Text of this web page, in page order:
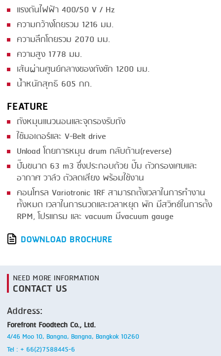
TRAY DENESTER
TRAY FORMING
TUMBLING
VACUUM PACKING
VACUUM STUFFING
WASHING
แรงดันไฟฟ้า 400/50 V / Hz
ความกว้างโดยรวม 1216 มม.
ความลึกโดยรวม 2070 มม.
ความสูง 1778 มม.
เส้นผ่านศูนย์กลางของถังซัก 1200 มม.
น้ำหนักสุทธิ 605 กก.
FEATURE
ถังหมุนแนวนอนและจุดรองรับถัง
ใช้มอเตอร์และ V-Belt drive
Unload โดยการหมุน drum กลับด้าน(reverse)
ปั๊มขนาด 63 m3 ซึ่งประกอบด้วย ปั๊ม ตัวกรองเศษและ
อากาศ วาล์ว ตัวลดเสียง พร้อมใช้งาน
คอนโทรล Variotronic 1RF สามารถตั้งเวลาในการทํางาน
ทั้งหมด เวลาในการนวดและเวลาหยุด พัก มีสวิทซ์ในการตั้ง
RPM, โปรแกรม และ vacuum มีvacuum gauge
DOWNLOAD BROCHURE
NEED MORE INFORMATION
CONTACT US
Address:
Forefront Foodtech Co., Ltd.
4/46 Moo 10, Bangna, Bangna, Bangkok 10260
Tel : + 66(2)7588445-6